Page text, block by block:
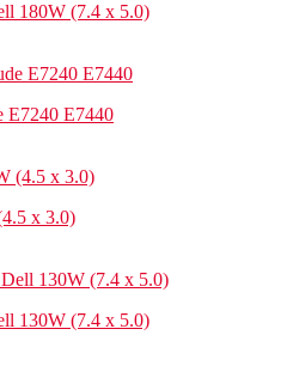
180W (7.4 x 5.0)
E7240 E7440
x 3.0)
130W (7.4 x 5.0)